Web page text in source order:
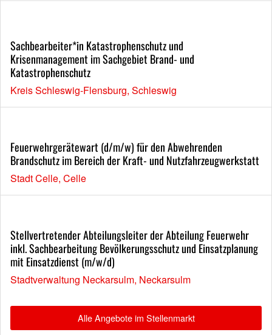
Sachbearbeiter*in Katastrophenschutz und
Krisenmanagement im Sachgebiet Brand- und
Katastrophenschutz
Kreis Schleswig-Flensburg, Schleswig
Feuerwehrgerätewart (d/m/w) für den Abwehrenden
Brandschutz im Bereich der Kraft- und Nutzfahrzeugwerkstatt
Stadt Celle, Celle
Stellvertretender Abteilungsleiter der Abteilung Feuerwehr
inkl. Sachbearbeitung Bevölkerungsschutz und Einsatzplanung
mit Einsatzdienst (m/w/d)
Stadtverwaltung Neckarsulm, Neckarsulm
Alle Angebote im Stellenmarkt